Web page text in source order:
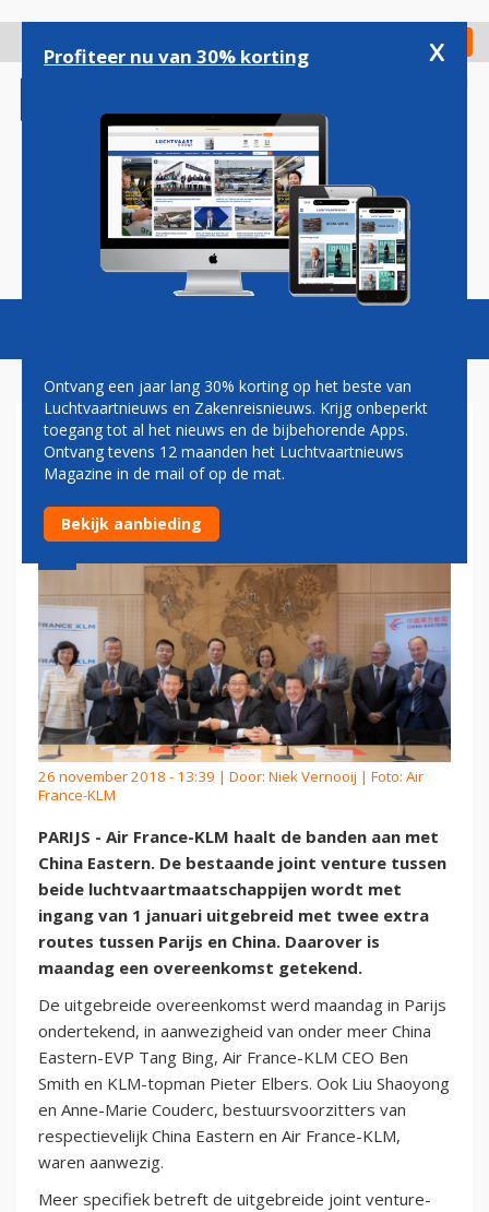
gaan
Check in
Magazine Podcasts Vacatures
AIR FRANCE-KLM VERSTERKT
BAND MET CHINA EASTERN
26 november 2018 - 13:39 | Door: Niek Vernooij | Foto: Air
France-KLM
PARIJS - Air France-KLM haalt de banden aan met
China Eastern. De bestaande joint venture tussen
beide luchtvaartmaatschappijen wordt met
ingang van 1 januari uitgebreid met twee extra
routes tussen Parijs en China. Daarover is
maandag een overeenkomst getekend.
De uitgebreide overeenkomst werd maandag in Parijs
ondertekend, in aanwezigheid van onder meer China
Eastern-EVP Tang Bing, Air France-KLM CEO Ben
Smith en KLM-topman Pieter Elbers. Ook Liu Shaoyong
en Anne-Marie Couderc, bestuursvoorzitters van
respectievelijk China Eastern en Air France-KLM,
waren aanwezig.
Meer specifiek betreft de uitgebreide joint venture-
Profiteer nu van 30% korting x
Ontvang een jaar lang 30% korting op het beste van
Luchtvaartnieuws en Zakenreisnieuws. Krijg onbeperkt
toegang tot al het nieuws en de bijbehorende Apps.
Ontvang tevens 12 maanden het Luchtvaartnieuws
Magazine in de mail of op de mat.
Bekijk aanbieding